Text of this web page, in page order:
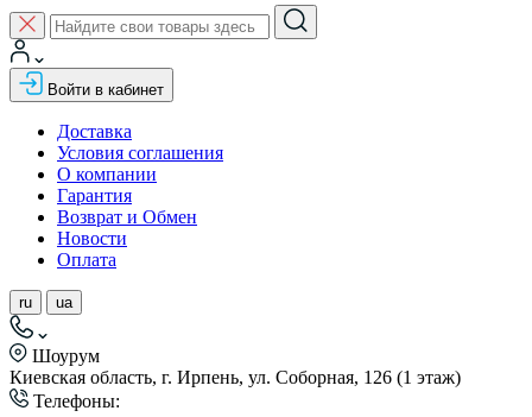
Войти в кабинет
Доставка
Условия соглашения
О компании
Гарантия
Возврат и Обмен
Новости
Оплата
ru ua
Шоурум
Киевская область, г. Ирпень, ул. Соборная, 126 (1 этаж)
Телефоны: